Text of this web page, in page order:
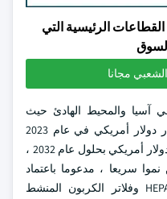
الرئيسية التي
مجانا
آسيا والمحيط الهادئ حيث
حققت إيرادات تبلغ حوالي 1.48 مليار دولار أمريكي في عام 2023
ومن المتوقع أن تصل إلى 2.34 مليار دولار أمريكي بحلول عام 2032 ،
سريعا ، مدعوما باعتماد
التقنيات المتقدمة مثل مرشحات HEPA وفلاتر الكربون المنشط